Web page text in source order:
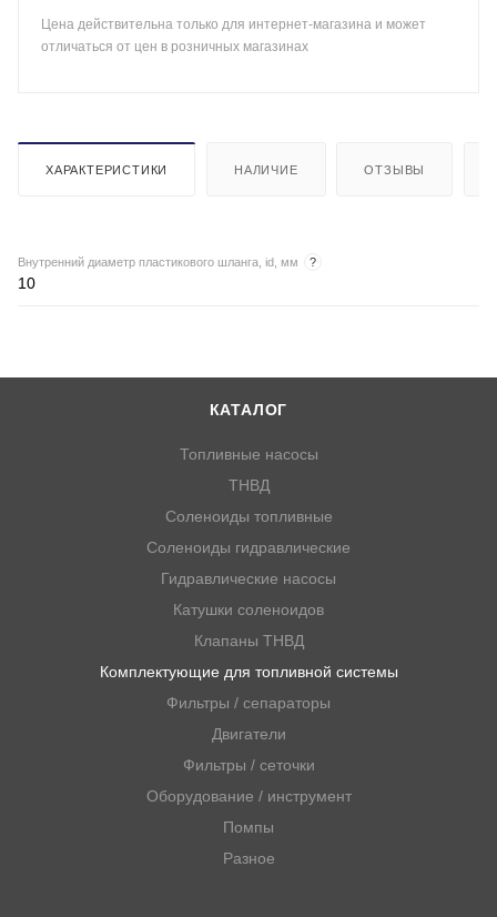
Цена действительна только для интернет-магазина и может
отличаться от цен в розничных магазинах
ХАРАКТЕРИСТИКИ НАЛИЧИЕ ОТЗЫВЫ
Внутренний диаметр пластикового шланга, id, мм ?
10
КАТАЛОГ
Топливные насосы
ТНВД
Соленоиды топливные
Соленоиды гидравлические
Гидравлические насосы
Катушки соленоидов
Клапаны ТНВД
Комплектующие для топливной системы
Фильтры / сепараторы
Двигатели
Фильтры / сеточки
Оборудование / инструмент
Помпы
Разное